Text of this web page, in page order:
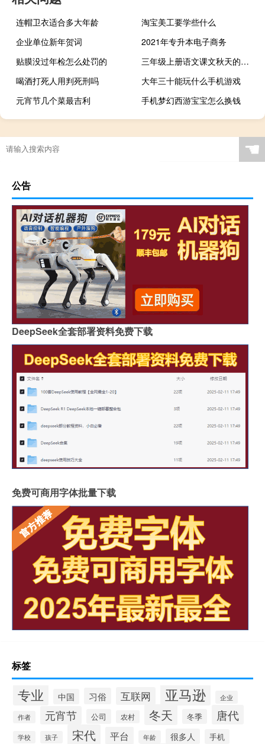
连帽卫衣适合多大年龄
淘宝美工要学些什么
企业单位新年贺词
2021年专升本电子商务
贴膜没过年检怎么处罚的
三年级上册语文课文秋天的雨（三年级上册语文课文）
喝酒打死人用判死刑吗
大年三十能玩什么手机游戏
元宵节几个菜最吉利
手机梦幻西游宝宝怎么换钱
☚
公告
DeepSeek全套部署资料免费下载
免费可商用字体批量下载
标签
专业 中国 习俗 互联网 亚马逊 企业
作者 元宵节 公司 农村 冬天 冬季 唐代
学校 孩子 宋代 平台 年龄 很多人 手机